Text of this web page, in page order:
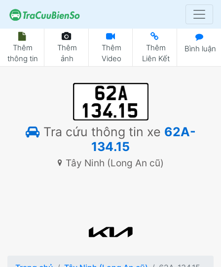
Thêm
thông tin
Thêm
ảnh
Thêm
Video
Thêm
Liên Kết
Bình luận
Tra cứu thông tin xe 62A-
134.15
Tây Ninh (Long An cũ)